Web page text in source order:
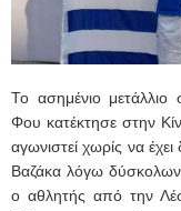
Το ασημένιο
Φου κατέκτησε στην
αγωνιστεί χωρίς να
Βαζάκα λόγω
ο αθλητής από την